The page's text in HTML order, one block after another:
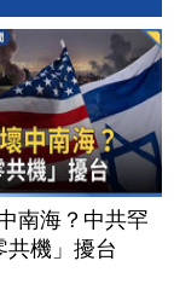
南海？中共罕
共機」擾台